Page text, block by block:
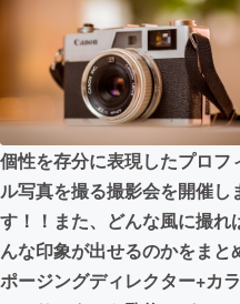
アート・写真
テクノロジー・ガ
映像・映画
ビジネス・起業
まちづくり・地域
個性を存分に表現したプロフ
ル写真を撮る撮影会を開催し
す！！また、どんな風に撮れ
んな印象が出せるのかをまと
ポージングディレクター+カ